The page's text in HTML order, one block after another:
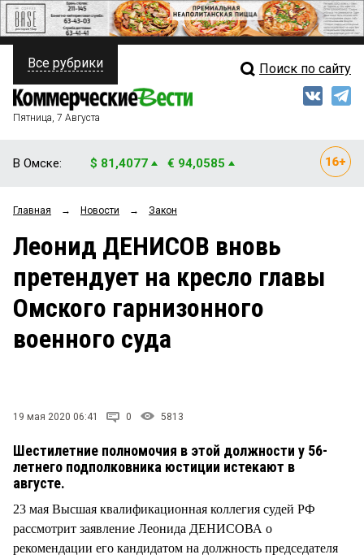
ПОЛИТИКА
ФИНАНСЫ
ОБЩЕСТВО
ЗАКОН
НОВОСТИ КОМПАНИЙ
Свежий выпуск
Рейтинги
Блоги
Архив
Все рубрики Поиск по сайту
Пятница, 7 Августа
В Омске: $ 81,4077 € 94,0585
Главная → Новости → Закон
Леонид ДЕНИСОВ вновь
претендует на кресло главы
Омского гарнизонного
военного суда
19 мая 2020 06:41 0 5813
Шестилетние полномочия в этой должности у 56-
летнего подполковника юстиции истекают в
августе.
23 мая Высшая квалификационная коллегия судей РФ
рассмотрит заявление Леонида ДЕНИСОВА о
рекомендации его кандидатом на должность председателя